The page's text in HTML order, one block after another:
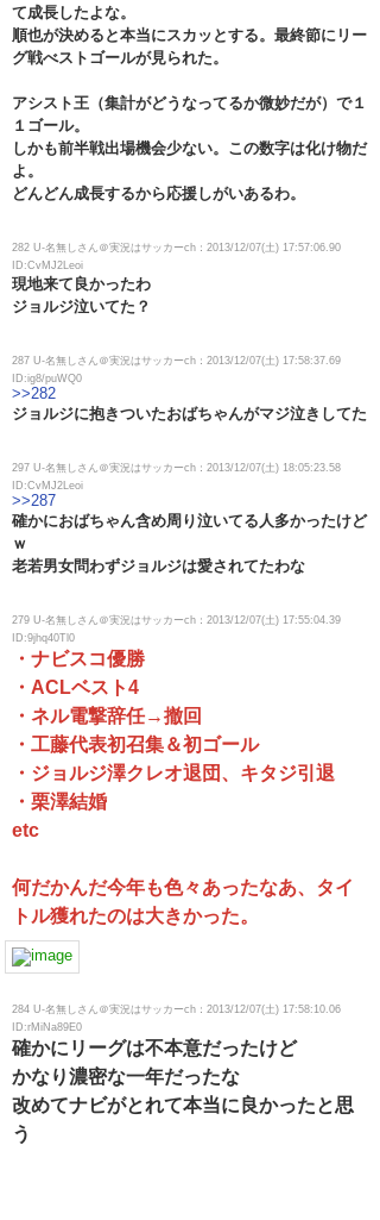
て成長したよな。
順也が決めると本当にスカッとする。最終節にリー
グ戦べストゴールが見られた。
アシスト王（集計がどうなってるか微妙だが）で１
１ゴール。
しかも前半戦出場機会少ない。この数字は化け物だ
よ。
どんどん成長するから応援しがいあるわ。
282 U-名無しさん＠実況はサッカーch：2013/12/07(土) 17:57:06.90
ID:CvMJ2Leoi
現地来て良かったわ
ジョルジ泣いてた？
287 U-名無しさん＠実況はサッカーch：2013/12/07(土) 17:58:37.69
ID:ig8/puWQ0
>>282
ジョルジに抱きついたおばちゃんがマジ泣きしてた
297 U-名無しさん＠実況はサッカーch：2013/12/07(土) 18:05:23.58
ID:CvMJ2Leoi
>>287
確かにおばちゃん含め周り泣いてる人多かったけど
ｗ
老若男女問わずジョルジは愛されてたわな
279 U-名無しさん＠実況はサッカーch：2013/12/07(土) 17:55:04.39
ID:9jhq40Tl0
・ナビスコ優勝
・ACLベスト4
・ネル電撃辞任→撤回
・工藤代表初召集＆初ゴール
・ジョルジ澤クレオ退団、キタジ引退
・栗澤結婚
etc
何だかんだ今年も色々あったなあ、タイ
トル獲れたのは大きかった。
284 U-名無しさん＠実況はサッカーch：2013/12/07(土) 17:58:10.06
ID:rMiNa89E0
確かにリーグは不本意だったけど
かなり濃密な一年だったな
改めてナビがとれて本当に良かったと思
う